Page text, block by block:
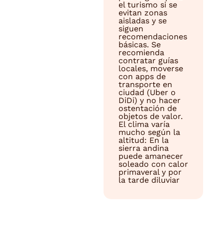
el turismo si se
evitan zonas
aisladas y se
siguen
recomendaciones
básicas. Se
recomienda
contratar guías
locales, moverse
con apps de
transporte en
ciudad (Uber o
DiDi) y no hacer
ostentación de
objetos de valor.
El clima varía
mucho según la
altitud: En la
sierra andina
puede amanecer
soleado con calor
primaveral y por
la tarde diluviar